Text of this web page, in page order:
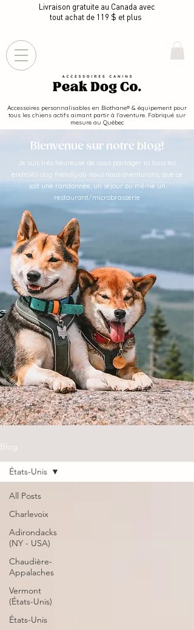
Livraison gratuite au Canada avec
tout achat de 119 $ et plus
Accessoires personnalisables en Biothane® & équipement pour
tous les chiens actifs aimant partir à l'aventure. Fabriqué sur
mesure au Québec
Bienvenue sur notre blog!
Je suis très heureuse de vous partager ici tous les
endroits dog friendly où nous nous aventurons, que ce
soit une randonnée, un séjour ou même un
restaurant/microbrasserie
Blog
All Posts
Charlevoix
Adirondacks
(NY - USA)
Chaudière-
Appalaches
Vermont
(États-Unis)
États-Unis
États-Unis